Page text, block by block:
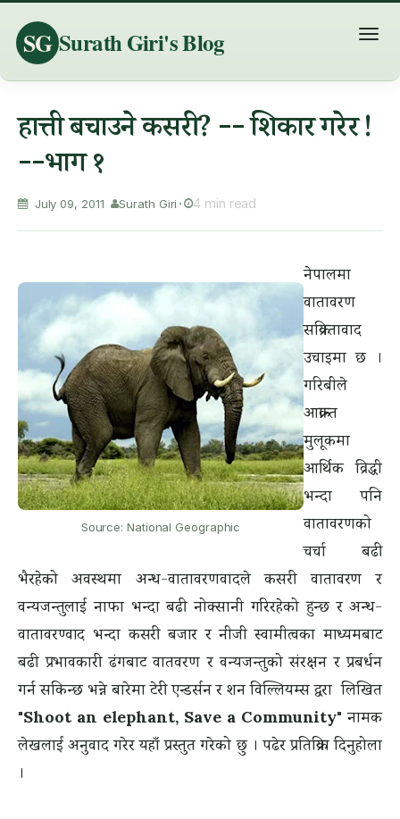
SG Surath Giri's Blog
T
g
l
हात्ती बचाउने कसरी ? -- शिकार गरेर !
--भाग १
July 09, 2011 Surath Giri 4 min read
Source: National Geographic
नेपालमा
वातावरण
सक्रियतावाद
उचाइमा छ ।
गरिबीले
आक्रान्त
मुलूकमा
आर्थिक व्रिद्धी
भन्दा पनि
वातावरणको
चर्चा बढी
भैरहेको अवस्थमा अन्ध-वातावरणवादले कसरी वातावरण र
वन्यजन्तुलाई नाफा भन्दा बढी नोक्सानी गरिरहेको हुन्छ र अन्ध-
वातावरण्वाद भन्दा कसरी बजार र नीजी स्वामीत्वका माध्यमबाट
बढी प्रभावकारी ढंगबाट वातवरण र वन्यजन्तुको संरक्षन र प्रबर्धन
गर्न सकिन्छ भन्ने बारेमा टेरी एन्डर्सन र शन विल्लियम्स द्वरा लिखित
"Shoot an elephant, Save a Community"नामक
लेखलाई अनुवाद गरेर यहाँ प्रस्तुत गरेको छु । पढेर प्रतिक्रिया दिनुहोला
।